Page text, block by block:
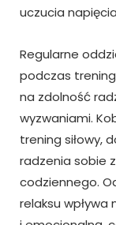
uczucia
Regularne
podczas
na zdolność
wyzwaniami.
trening siłowy,
radzenia sobie
codziennego.
relaksu